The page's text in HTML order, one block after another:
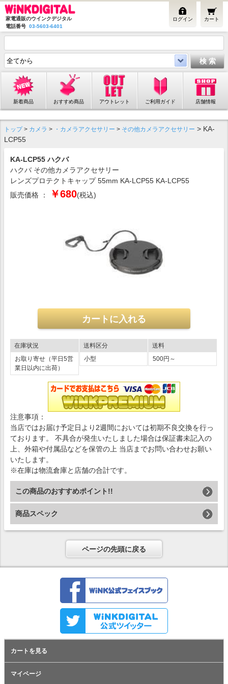
家電通販のウインクデジタル
電話番号 03-5603-6401
カート
ログイン
新着商品 おすすめ商品 アウトレット ご利用ガイド 店舗情報
トップ> カメラ > ・カメラアクセサリー > その他カメラアクセサリー > KA-
LCP55
KA-LCP55 ハクバ
ハクバ その他カメラアクセサリー
レンズプロテクトキャップ 55mm KA-LCP55 KA-LCP55
販売価格 ：
￥680(税込)
在庫状況
お取り寄せ（平日5営
業日以内に出荷）
送料区分
小型
送料
500円～
注意事項：
当店ではお届け予定日より2週間においては初期不良交換を行っ
ております。 不具合が発生いたしました場合は保証書未記入の
上、外箱や付属品などを保管の上 当店までお問い合わせお願い
いたします。
※在庫は物流倉庫と店舗の合計です。
この商品のおすすめポイント!!
商品スペック
ページの先頭に戻る
カートを見る
マイページ